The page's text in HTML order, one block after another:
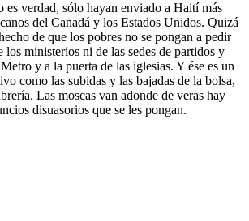
es verdad, sólo hayan enviado a Haití más
del Canadá y los Estados Unidos. Quizá
de que los pobres no se pongan a pedir
los ministerios ni de las sedes de partidos y
y a la puerta de las iglesias. Y ése es un
como las subidas y las bajadas de la bolsa,
Las moscas van adonde de veras hay
disuasorios que se les pongan.